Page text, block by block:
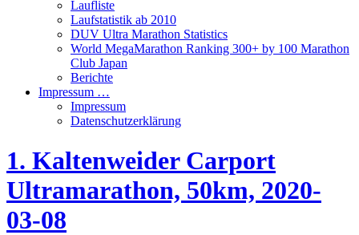
Laufliste
Laufstatistik ab 2010
DUV Ultra Marathon Statistics
World MegaMarathon Ranking 300+ by 100 Marathon
Club Japan
Berichte
Impressum …
Impressum
Datenschutzerklärung
1. Kaltenweider Carport
Ultramarathon, 50km, 2020-
03-08